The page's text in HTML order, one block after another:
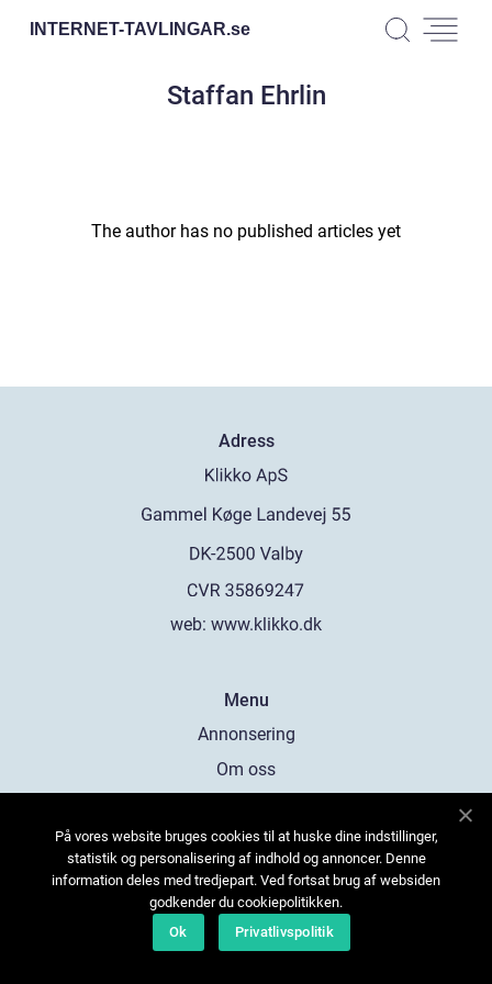
INTERNET-TAVLINGAR.se
Staffan Ehrlin
The author has no published articles yet
Adress
web: www.klikko.dk
Menu
Annonsering
Om oss
Kontakta oss
Sitemap
På vores website bruges cookies til at huske dine indstillinger,
statistik og personalisering af indhold og annoncer. Denne
information deles med tredjepart. Ved fortsat brug af websiden
godkender du cookiepolitikken.
Ok
Privatlivspolitik